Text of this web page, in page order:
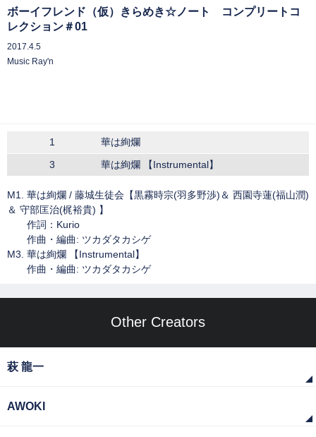
ボーイフレンド（仮）きらめき☆ノート コンプリートコ
レクション＃01
2017.4.5
Music Ray'n
1
華は絢爛
3
華は絢爛 【Instrumental】
M1. 華は絢爛 / 藤城生徒会【黒霧時宗(羽多野渉)＆ 西園寺蓮(福山潤)
＆ 守部匡治(梶裕貴) 】
作詞：Kurio
作曲・編曲: ツカダタカシゲ
M3. 華は絢爛 【Instrumental】
作曲・編曲: ツカダタカシゲ
Other Creators
萩 龍一
AWOKI